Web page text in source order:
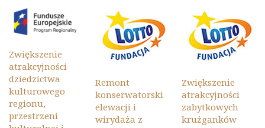
Zwiększenie
atrakcyjności
dziedzictwa
kulturowego
regionu,
przestrzeni
Remont
konserwatorski
elewacji i
wirydaża z
Zwiększenie
atrakcyjności
zabytkowych
krużganków